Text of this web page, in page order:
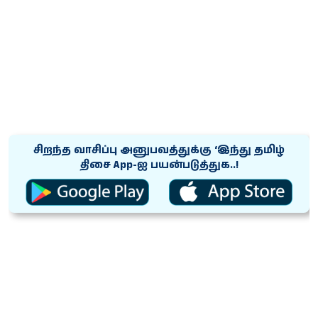
சிறந்த வாசிப்பு அனுபவத்துக்கு ‘இந்து தமிழ்
திசை App-ஐ பயன்படுத்துக..!